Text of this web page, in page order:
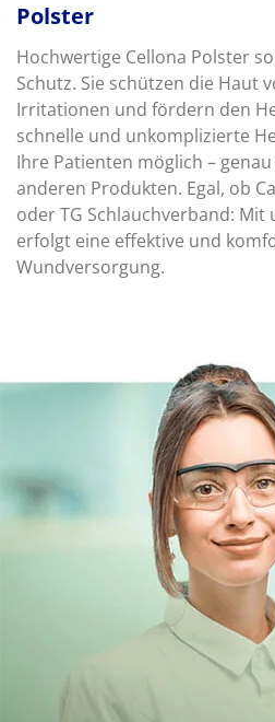
Polster
Hochwertige Cellona Polster
Schutz. Sie schützen die Haut
Irritationen und fördern den
schnelle und unkomplizierte
Ihre Patienten möglich –
anderen Produkten. Egal, ob
oder TG Schlauchverband:
erfolgt eine effektive und
Wundversorgung.